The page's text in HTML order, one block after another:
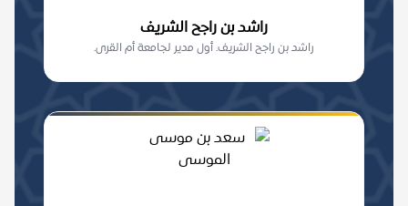
راشد بن راجح الشريف
راشد بن راجح الشريف. أول مدير لجامعة أم القرى.